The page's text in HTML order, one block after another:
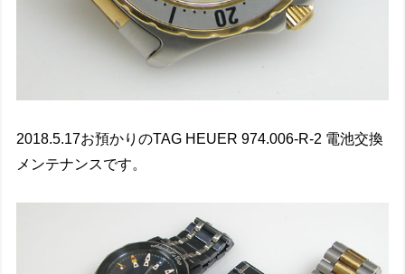
2018.5.17お預かりのTAG HEUER 974.006-R-2 電池交換
メンテナンスです。